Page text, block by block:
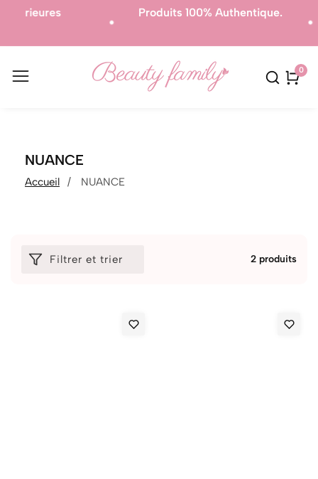
Produits 100% Authentique.
0
0
COLLECTION:
NUANCE
Accueil NUANCE
Filtrer et trier 2 produits